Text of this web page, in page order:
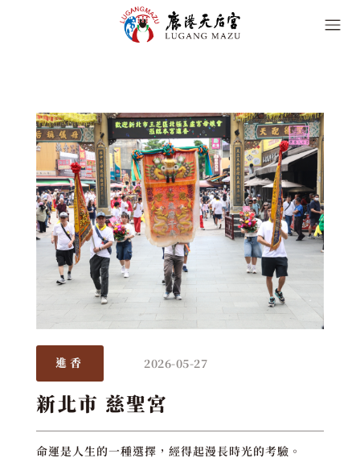
進香 2026-05-27
新北市 慈聖宮
命運是人生的一種選擇，經得起漫長時光的考驗。